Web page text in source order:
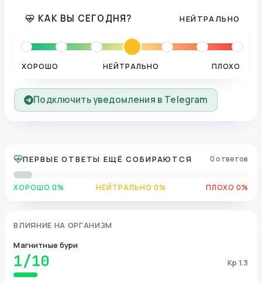
КАК ВЫ СЕГОДНЯ? НЕЙТРАЛЬНО
ХОРОШО НЕЙТРАЛЬНО ПЛОХО
Подключить уведомления в Telegram
ПЕРВЫЕ ОТВЕТЫ ЕЩЁ СОБИРАЮТСЯ 0 ответов
ХОРОШО 0% НЕЙТРАЛЬНО 0% ПЛОХО 0%
ВЛИЯНИЕ НА ОРГАНИЗМ
Магнитные бури
1/10 Kp 1.3